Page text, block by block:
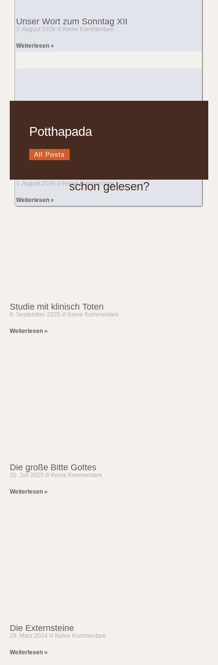
Unser Wort zum Sonntag XII
2. August 2026 Keine Kommentare
Weiterlesen »
1. August 2026 Keine Kommentare
Weiterlesen »
Potthapada
All Posts
schon gelesen?
Studie mit klinisch Toten
8. September 2025 Keine Kommentare
Weiterlesen »
Die große Bitte Gottes
20. Juli 2025 Keine Kommentare
Weiterlesen »
Die Externsteine
29. März 2024 Keine Kommentare
Weiterlesen »